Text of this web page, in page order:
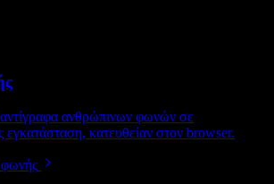
αντίγραφα ανθρώπινων φωνών σε
εγκατάσταση, κατευθείαν στον browser.
φωνής